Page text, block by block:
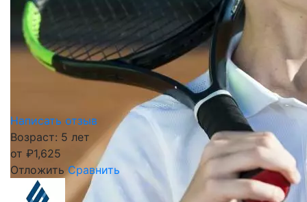
Написать отзыв
Возраст: 5 лет
от ₽1,625
Отложить Сравнить